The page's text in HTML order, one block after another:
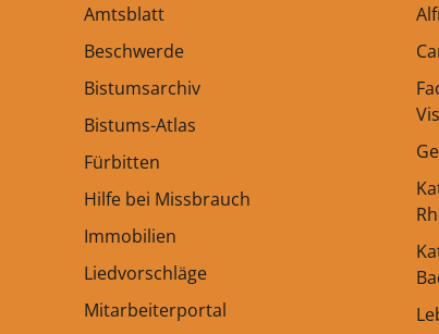
Amtsblatt
Beschwerde
Bistumsarchiv
Bistums-Atlas
Fürbitten
Hilfe bei Missbrauch
Immobilien
Liedvorschläge
Mitarbeiterportal